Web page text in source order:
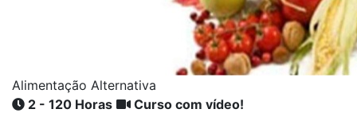
Alimentação Alternativa
2 - 120 Horas
Curso com vídeo!